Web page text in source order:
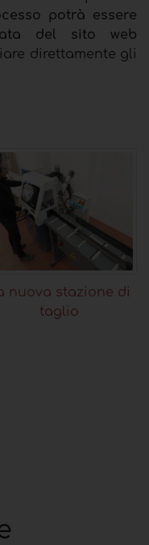
potrà essere
del sito web
direttamente gli
nuova stazione di
taglio